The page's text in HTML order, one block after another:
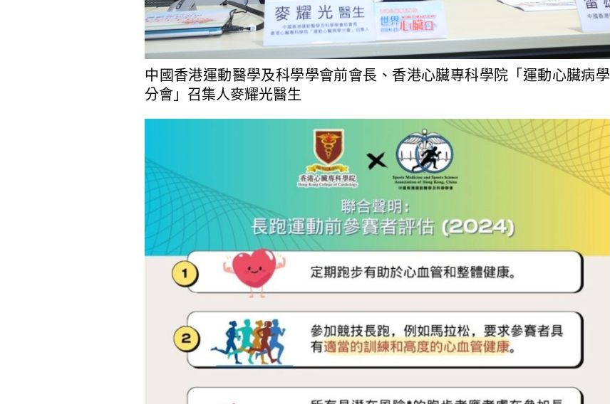
中國香港運動醫學及科學學會前會長、香港心臟專科學院「運動心臟病學
分會」召集人麥耀光醫生